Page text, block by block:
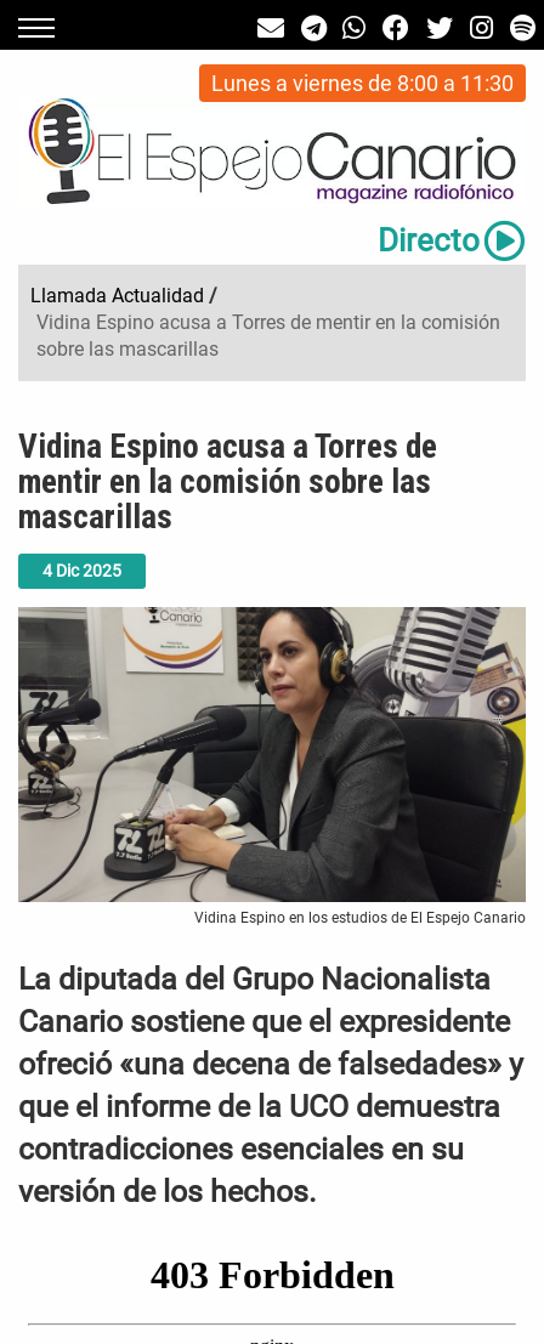
Lunes a viernes de 8:00 a 11:30
Directo
Llamada Actualidad /
Vidina Espino acusa a Torres de mentir en la comisión
sobre las mascarillas
4 Dic2025
Vidina Espino acusa a Torres de
mentir en la comisión sobre las
mascarillas
Vidina Espino en los estudios de El Espejo Canario
La diputada del Grupo Nacionalista
Canario sostiene que el expresidente
ofreció «una decena de falsedades» y
que el informe de la UCO demuestra
contradicciones esenciales en su
versión de los hechos.